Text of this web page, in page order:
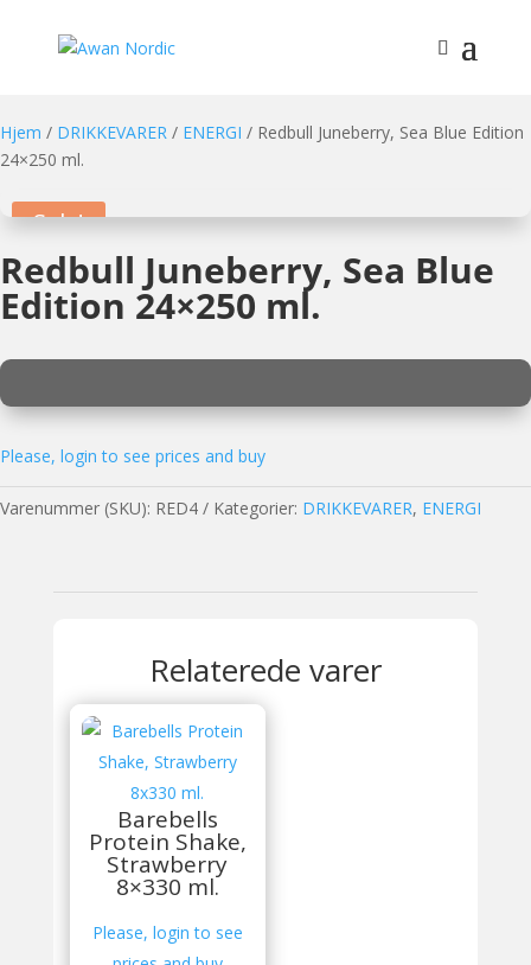
Hjem / DRIKKEVARER / ENERGI / Redbull Juneberry, Sea Blue Edition
24×250 ml.
Sale!
Redbull Juneberry, Sea Blue
Edition 24×250 ml.
Please, login to see prices and buy
Varenummer (SKU): RED4 Kategorier: DRIKKEVARER, ENERGI
Relaterede varer
Barebells
Protein Shake,
Strawberry
8×330 ml.
Please, login to see